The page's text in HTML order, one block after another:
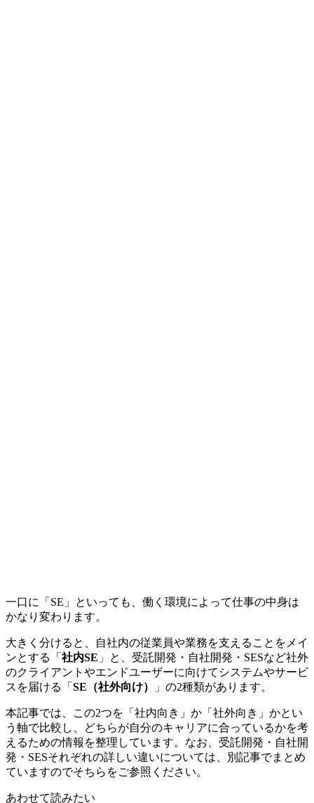
一口に「SE」といっても、働く環境によって仕事の中身は
かなり変わります。
大きく分けると、自社内の従業員や業務を支えることをメイ
ンとする「 社内SE 」と、受託開発・自社開発・SESなど社外
のクライアントやエンドユーザーに向けてシステムやサービ
スを届ける「 SE（社外向け） 」の2種類があります。
本記事では、この2つを 「社内向き」か「社外向き」かとい
う軸で比較し、どちらが自分のキャリアに合っているかを考
えるための情報を整理しています。なお、受託開発・自社開
発・SESそれぞれの詳しい違いについては、別記事でまとめ
ていますのでそちらをご参照ください。
あわせて読みたい